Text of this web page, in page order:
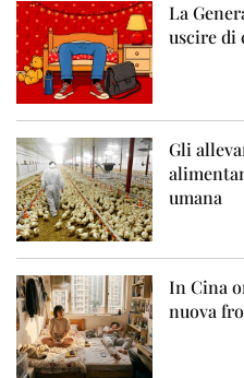
La
uscire di
Gli
umana
In Cina
nuova